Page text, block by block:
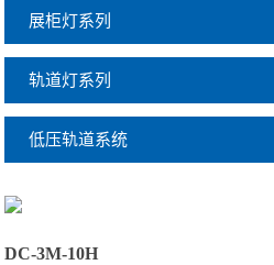
展柜灯系列
轨道灯系列
低压轨道系统
DC-3M-10H